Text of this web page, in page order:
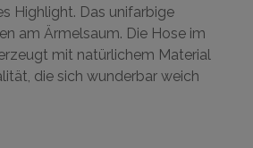
Highlight. Das unifarbige
am Ärmelsaum. Die Hose im
mit natürlichem Material
die sich wunderbar weich